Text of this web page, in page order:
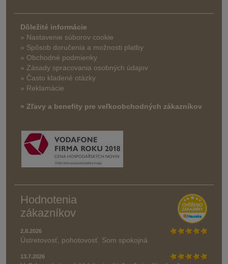
Dôležité informácie
» Nastavenie súborov cookie
» Spôsob doručenia a možnosti platby
» Obchodné podmienky
» Zásady spracovania osobných údajov
» Často kladené otázky
» Reklamácie
» Zľavy a benefity pre veľkoobchodných zákazníkov
Hodnotenia
zákazníkov
2.8.2026
Ústretovosť, pohotovosť. Som spokojná.
13.7.2026